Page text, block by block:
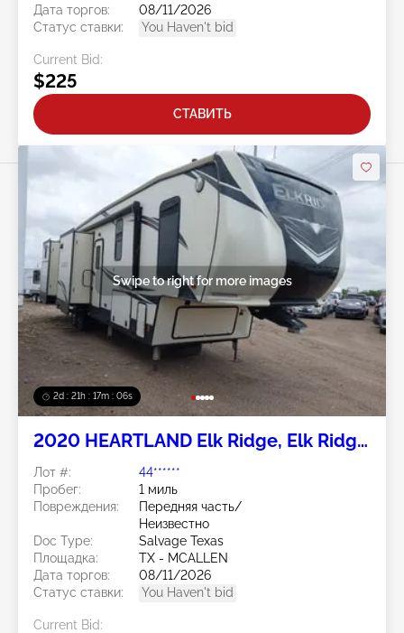
Дата торгов:
08/11/2026
Статус ставки:
You Haven't bid
Current Bid:
$225
СТАВИТЬ
2d : 21h : 17m : 04s
Swipe to right for more images
2020 HEARTLAND Elk Ridge, Elk Ridge
Pioneer FW
Лот #:
44******
Пробег:
1 миль
Повреждения:
Передняя часть/
Неизвестно
Doc Type:
Salvage Texas
Площадка:
TX - MCALLEN
Дата торгов:
08/11/2026
Статус ставки:
You Haven't bid
Current Bid: